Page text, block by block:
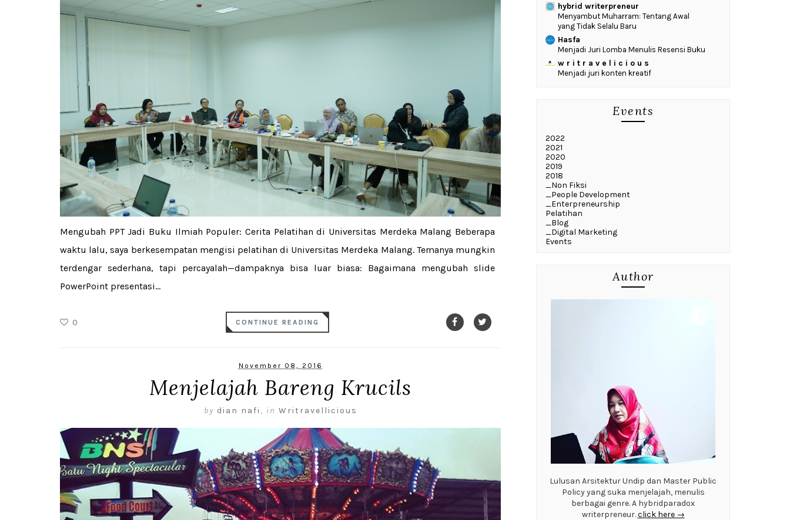
Mengubah PPT Jadi Buku Ilmiah Populer: Cerita Pelatihan di Universitas Merdeka Malang Beberapa
waktu lalu, saya berkesempatan mengisi pelatihan di Universitas Merdeka Malang. Temanya mungkin
terdengar sederhana, tapi percayalah—dampaknya bisa luar biasa: Bagaimana mengubah slide
PowerPoint presentasi...
0 CONTINUE READING
November 08, 2016
Menjelajah Bareng Krucils
by dian nafi , in Writravellicious
hybrid writerpreneur
Menyambut Muharram: Tentang Awal
yang Tidak Selalu Baru
Hasfa
Menjadi Juri Lomba Menulis Resensi Buku
w r i t r a v e l i c i o u s
Menjadi juri konten kreatif
Events
2022
2021
2020
2019
2018
_Non Fiksi
_People Development
_Enterpreneurship
Pelatihan
_Blog
_Digital Marketing
Events
Author
Lulusan Arsitektur Undip dan Master Public
Policy yang suka menjelajah, menulis
berbagai genre. A hybridparadox
writerpreneur.click here →